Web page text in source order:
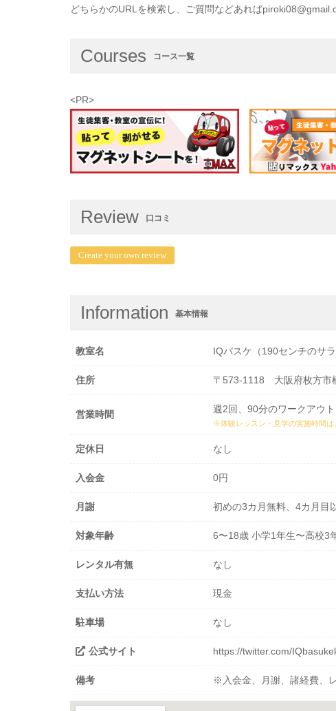
どちらかのURLを検索し、ご質問などあれば
Courses コース一覧
<PR>
Review 口コミ
Create your own review
Information 基本情報
教室名 IQバスケ（190センチのサ
住所 〒573-1118 大阪府枚方市
営業時間 週2回、90分のワークアウ
※体験レッスン・見学の実施時間は
定休日 なし
入会金 0円
月謝 初めの3カ月無料、4カ月目
対象年齢 6〜18歳 小学1年生〜高校3
レンタル有無 なし
支払い方法 現金
駐車場 なし
公式サイト https://twitter.com/
備考 ※入会金、月謝、諸経費、